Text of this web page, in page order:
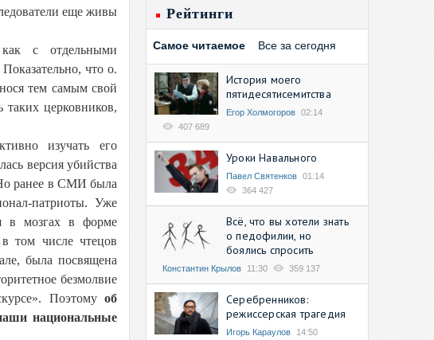
еще живы
с отдельными
что о.
тем самым свой
таких церковников,
изучать его
версия убийства
ранее в СМИ была
патриоты. Уже
в мозгах в форме
том числе чтецов
была посвящена
безмолвие
Поэтому об
национальные
Рейтинги
Самое читаемое Все за сегодня
История моего
пятидесятисемитства
Егор Холмогоров 02:14
407 689
Уроки Навального
Павел Святенков 01:14
364 427
Всё, что вы хотели знать
о педофилии, но
боялись спросить
Константин Крылов 11:30 359 137
Серебренников:
режиссерская трагедия
Игорь Караулов
14:50